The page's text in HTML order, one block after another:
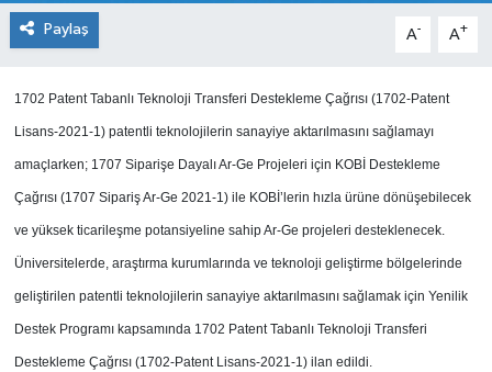
Paylaş A- A+
1702 Patent Tabanlı Teknoloji Transferi Destekleme Çağrısı (1702-Patent
Lisans-2021-1) patentli teknolojilerin sanayiye aktarılmasını sağlamayı
amaçlarken; 1707 Siparişe Dayalı Ar-Ge Projeleri için KOBİ Destekleme
Çağrısı (1707 Sipariş Ar-Ge 2021-1) ile KOBİ’lerin hızla ürüne dönüşebilecek
ve yüksek ticarileşme potansiyeline sahip Ar-Ge projeleri desteklenecek.
Üniversitelerde, araştırma kurumlarında ve teknoloji geliştirme bölgelerinde
geliştirilen patentli teknolojilerin sanayiye aktarılmasını sağlamak için Yenilik
Destek Programı kapsamında 1702 Patent Tabanlı Teknoloji Transferi
Destekleme Çağrısı (1702-Patent Lisans-2021-1) ilan edildi.
YAŞAM